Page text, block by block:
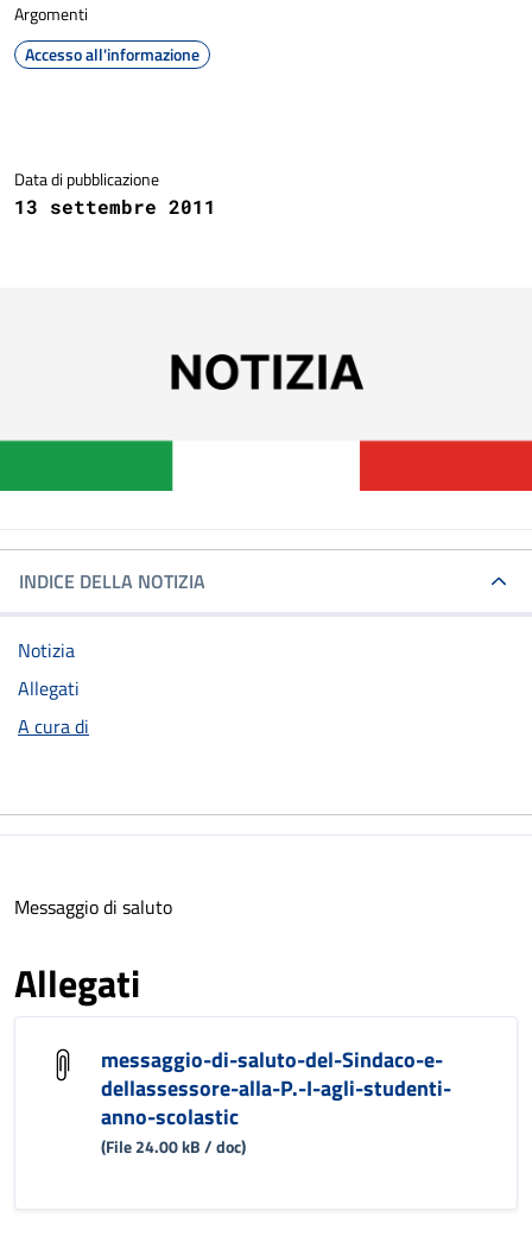
Argomenti
Accesso all'informazione
Data di pubblicazione
13 settembre 2011
INDICE DELLA NOTIZIA
Notizia
Allegati
A cura di
Messaggio di saluto
Allegati
messaggio-di-saluto-del-Sindaco-e-
dellassessore-alla-P.-I-agli-studenti-
anno-scolastic
(File 24.00 kB / doc)